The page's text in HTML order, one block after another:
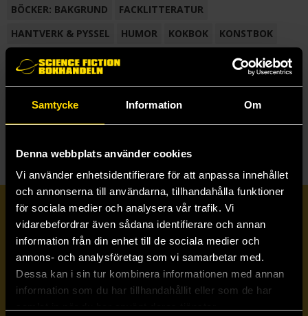
Samtycke Information Om
Denna webbplats använder cookies
Vi använder enhetsidentifierare för att anpassa innehållet
och annonserna till användarna, tillhandahålla funktioner
för sociala medier och analysera vår trafik. Vi
vidarebefordrar även sådana identifierare och annan
information från din enhet till de sociala medier och
annons- och analysföretag som vi samarbetar med.
Dessa kan i sin tur kombinera informationen med annan
information som du har tillhandahållit eller som de har
BÖCKER: BAKGRUND
FACKLITTERATUR
HANTVERK & PYSSEL
HUMOR KOKBOK
KONSTBOK
KORTROMAN
LÄROBOK
NOVELL
SAMLINGSVOLYM
TECKNA & MÅLA TECKNAD SERIE
Prenumerera på vårt nyhetsbrev
Veckobrevet
Skicka